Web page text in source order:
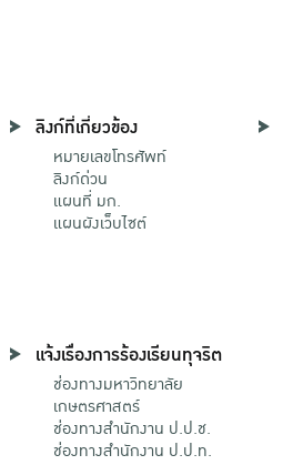
ลิงก์ที่เกี่ยวข้อง
หมายเลขโทรศัพท์
ลิงก์ด่วน
แผนที่ มก.
แผนผังเว็บไซต์
แจ้งเรื่องการร้องเรียนทุจริต
ช่องทางมหาวิทยาลัย
เกษตรศาสตร์
ช่องทางสำนักงาน ป.ป.ช.
ช่องทางสำนักงาน ป.ป.ท.